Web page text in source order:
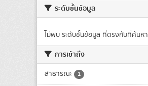
ระดับชั้นข้อมูล
ไม่พบ ระดับชั้นข้อมูล ที่ตรงกับที่ค้นหา
การเข้าถึง
สาธารณะ 1